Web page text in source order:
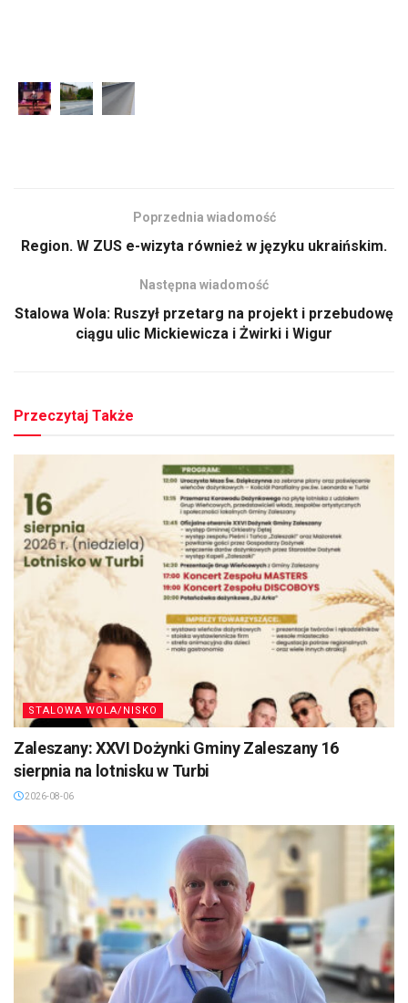
Poprzednia wiadomość
Region. W ZUS e-wizyta również w języku ukraińskim.
Następna wiadomość
Stalowa Wola: Ruszył przetarg na projekt i przebudowę
ciągu ulic Mickiewicza i Żwirki i Wigur
Przeczytaj Także
STALOWA WOLA/NISKO
Zaleszany: XXVI Dożynki Gminy Zaleszany 16
sierpnia na lotnisku w Turbi
2026-08-06